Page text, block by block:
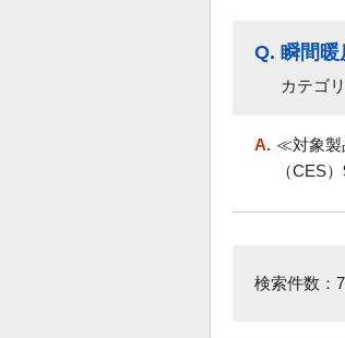
Q. 瞬間暖
カテゴ
A. ≪対象製
（CES
検索件数：